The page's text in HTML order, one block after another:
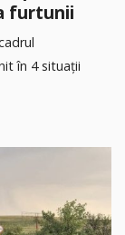
furtunii
în 4 situații